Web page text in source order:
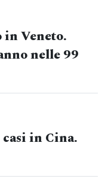
in Veneto.
nelle 99
in Cina.